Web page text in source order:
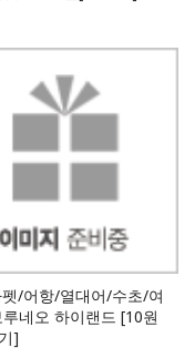
/어항/열대어/수초/여
네오 하이랜드 [10원
]